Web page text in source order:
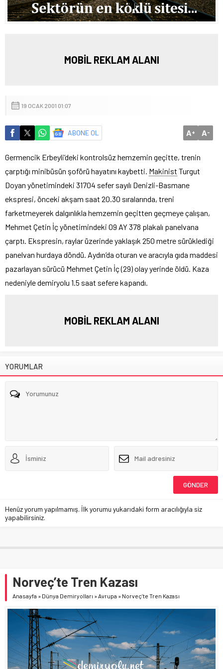
MOBİL REKLAM ALANI
19 OCAK 2001 01:07
ABONE OL A+ A-
Germencik Erbeyli’deki kontrolsüz hemzemin geçitte, trenin
çarptığı minibüsün şoförü hayatını kaybetti. Makinist Turgut
Doyan yönetimindeki 31704 sefer sayılı Denizli-Basmane
ekspresi, önceki akşam saat 20.30 sıralarında, treni
farketmeyerek dalgınlıkla hemzemin geçitten geçmeye çalışan,
Mehmet Çetin İç yönetimindeki 09 AY 378 plakalı panelvana
çarptı. Ekspresin, raylar üzerinde yaklaşık 250 metre sürüklediği
panelvan hurdaya döndü. Aydın’da oturan ve aracıyla gıda maddesi
pazarlayan sürücü Mehmet Çetin İç (29) olay yerinde öldü. Kaza
nedeniyle demiryolu 1.5 saat sefere kapandı.
MOBİL REKLAM ALANI
YORUMLAR
Henüz yorum yapılmamış. İlk yorumu yukarıdaki form aracılığıyla siz
yapabilirsiniz.
Norveç’te Tren Kazası
Anasayfa » Dünya Demiryolları » Avrupa » Norveç’te Tren Kazası